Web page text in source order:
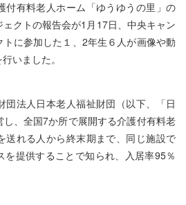
付有料老人ホーム「ゆうゆうの里」の
クトの報告会が1月17日、中央キャン
に参加した１、2年生６人が画像や動
いました。
団法人日本老人福祉財団（以下、「日
、全国7か所で展開する介護付有料老
送れる人から終末期まで、同じ施設で
を提供することで知られ、入居率95％